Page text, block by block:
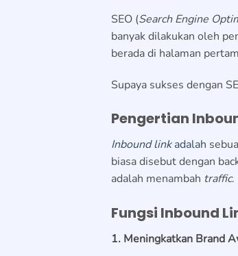
SEO (Search Engine
banyak dilakukan oleh
berada di halaman
Supaya sukses dengan
Pengertian
Inbound linkadalah
biasa disebut dengan
adalah menambah traffic.
Fungsi Inbound
1. Meningkatkan Brand